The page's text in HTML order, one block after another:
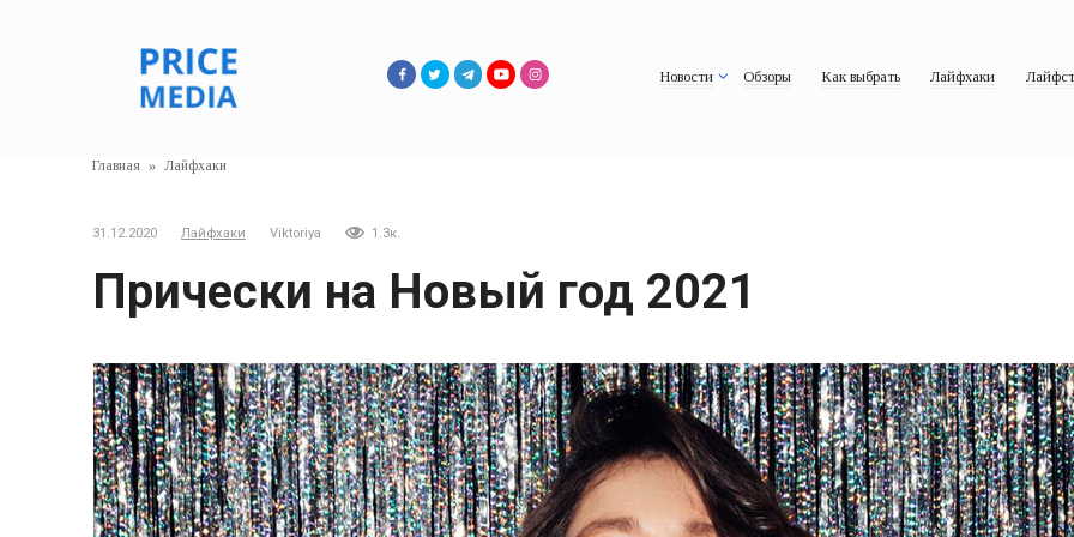
Новости Обзоры Как выбрать Лайфхаки
Главная » Лайфхаки
31.12.2020 Лайфхаки Viktoriya 1.3к.
Прически на Новый год 2021